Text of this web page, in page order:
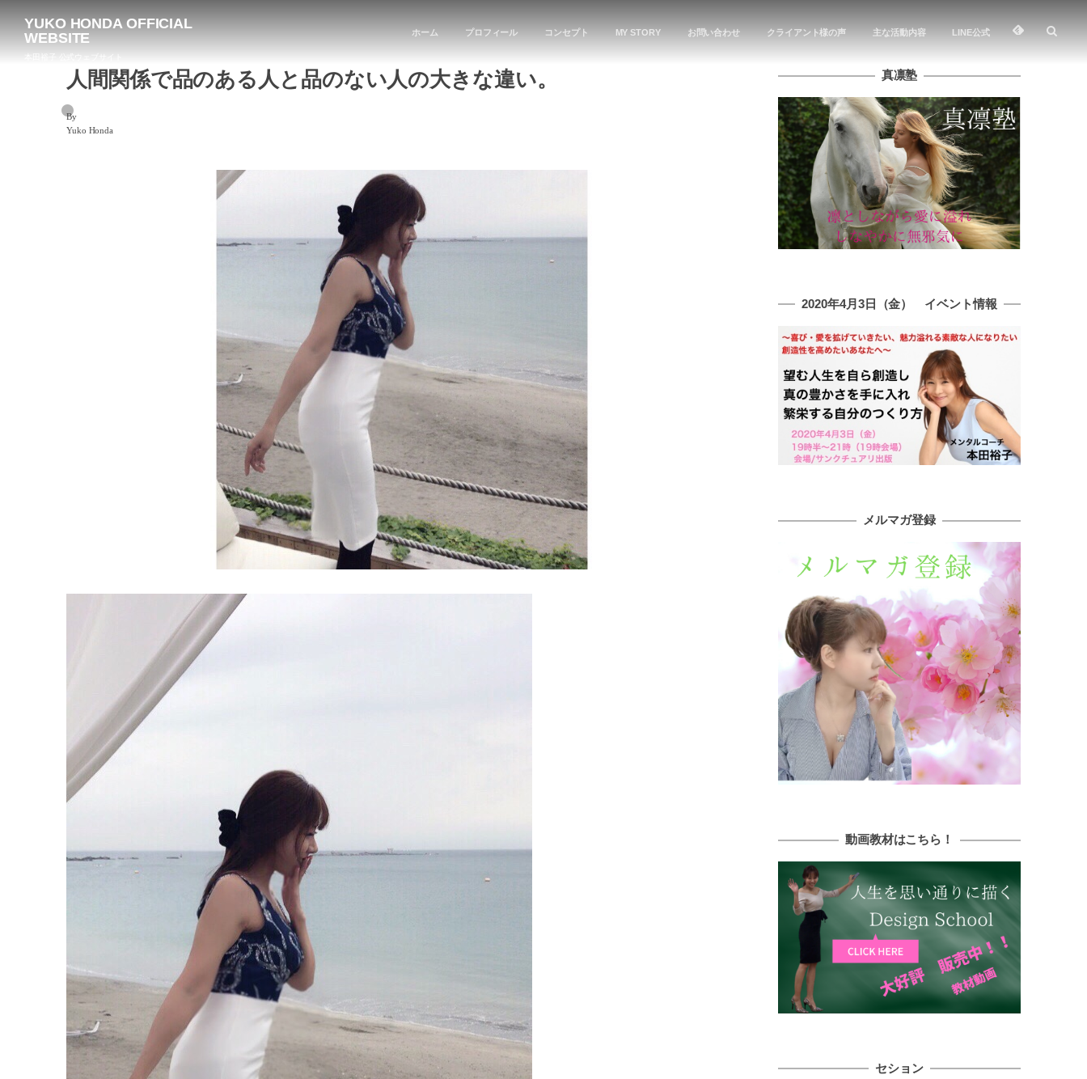
YUKO HONDA OFFICIAL
WEBSITE
ホーム プロフィール コンセプト MY STORY お問い合わせ クライアント様の声 主な活動内容 LINE公式
人間関係で品のある人と品のない人の大きな違い。
By
Yuko Honda
真凛塾
2020年4月3日（金） イベント情報
メルマガ登録
動画教材はこちら！
セション